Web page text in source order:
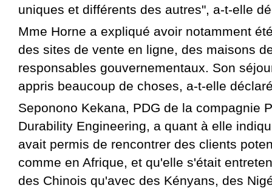
uniques et différents des autres", a-t-elle
Mme Horne a expliqué avoir notamment
des sites de vente en ligne, des maisons
responsables gouvernementaux. Son
appris beaucoup de choses, a-t-elle
Seponono Kekana, PDG de la compagnie
Durability Engineering, a quant à elle
avait permis de rencontrer des clients
comme en Afrique, et qu'elle s'était
des Chinois qu'avec des Kényans, des